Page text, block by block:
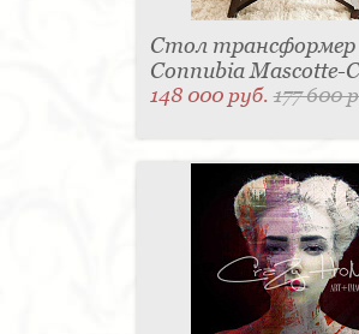
Стол трансформер
Connubia Mascotte-
148 000 руб.177 600